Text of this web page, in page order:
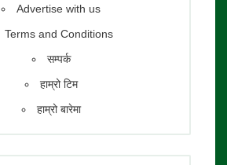
Advertise with us
Terms and Conditions
सम्पर्क
हाम्रो टिम
हाम्रो बारेमा